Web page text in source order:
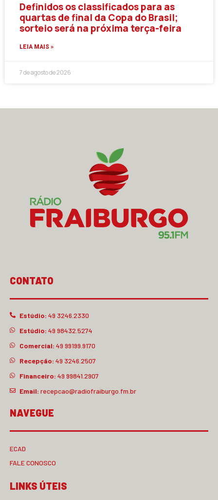
Definidos os classificados para as
quartas de final da Copa do Brasil;
sorteio será na próxima terça-feira
LEIA MAIS »
7 de agosto de 2026
CONTATO
Estúdio: 49 3246.2330
Estúdio: 49 98432.5274
Comercial: 49 99199.9170
Recepção: 49 3246.2507
Financeiro: 49 99841.2907
Email: recepcao@radiofraiburgo.fm.br
NAVEGUE
ECAD
FALE CONOSCO
LINKS ÚTEIS